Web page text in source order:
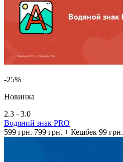
-25%
Новинка
2.3 - 3.0
Водяний знак PRO
599 грн. 799 грн. + Кешбек 99 грн.